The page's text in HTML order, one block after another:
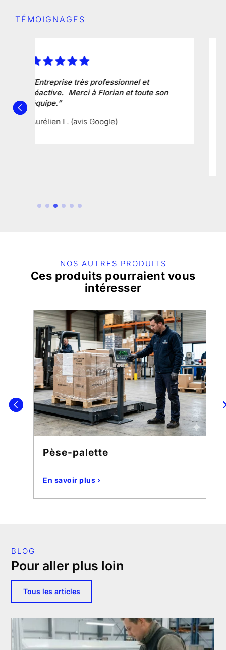
TÉMOIGNAGES
“Sollicités pour un pèse-essieux de
véhicule, les services commerciaux et
techniques ont été réactifs.
service de l'appareil ont été réalisés
NOS AUTRES PRODUITS
Ces produits pourraient vous
intéresser
Pèse-palette
En savoir plus ›
BLOG
Pour aller plus loin
Tous les articles